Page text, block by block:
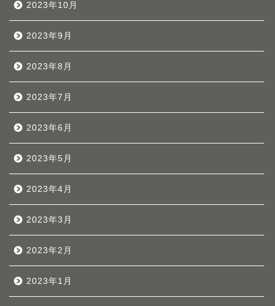
2023年10月
2023年9月
2023年8月
2023年7月
2023年6月
2023年5月
2023年4月
2023年3月
2023年2月
2023年1月